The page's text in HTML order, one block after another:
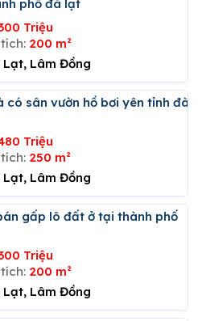
phố đà lạt
Triệu
200 m²
Lâm Đồng
Triệu
250 m²
Lâm Đồng
Triệu
200 m²
Lâm Đồng